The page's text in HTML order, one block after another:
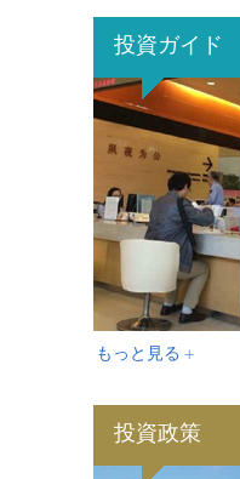
投資ガイド
もっと見る +
投資政策